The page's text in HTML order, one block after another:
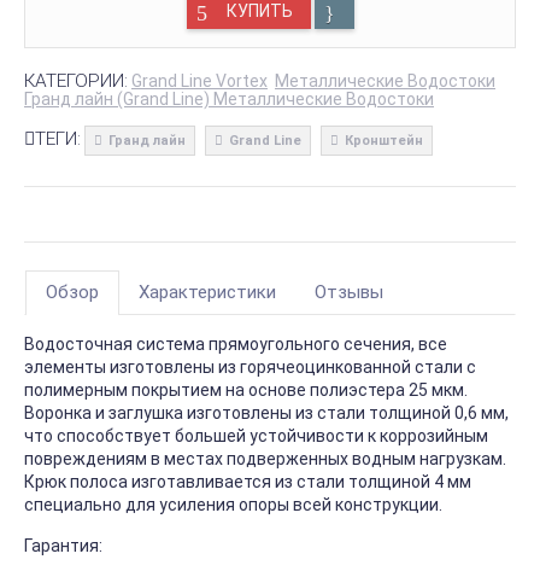
КУПИТЬ
КАТЕГОРИИ: Grand Line Vortex Металлические Водостоки
Гранд лайн (Grand Line) Металлические Водостоки
ТЕГИ: Гранд лайн Grand Line Кронштейн
Обзор Характеристики Отзывы
Водосточная система прямоугольного сечения, все
элементы изготовлены из горячеоцинкованной стали с
полимерным покрытием на основе полиэстера 25 мкм.
Воронка и заглушка изготовлены из стали толщиной 0,6 мм,
что способствует большей устойчивости к коррозийным
повреждениям в местах подверженных водным нагрузкам.
Крюк полоса изготавливается из стали толщиной 4 мм
специально для усиления опоры всей конструкции.
Гарантия: